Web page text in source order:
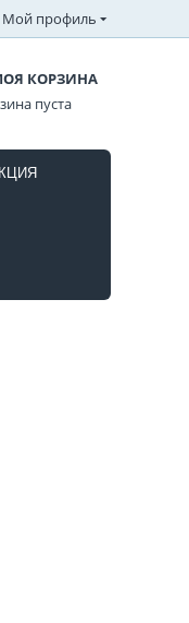
Мой профиль
КОРЗИНА
пуста